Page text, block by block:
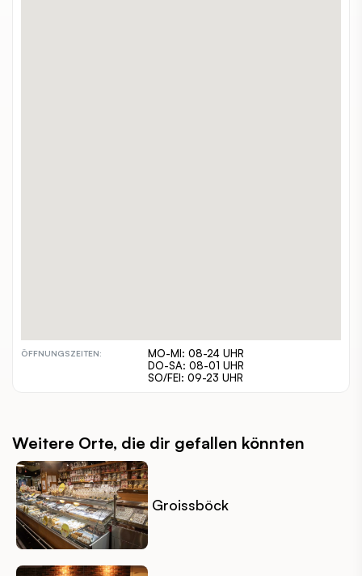
ÖFFNUNGSZEITEN:
MO-MI: 08-24 UHR
DO-SA: 08-01 UHR
SO/FEI: 09-23 UHR
Weitere Orte, die dir gefallen könnten
Groissböck